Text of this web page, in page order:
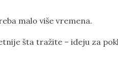
malo više vremena.
šta tražite – ideju za